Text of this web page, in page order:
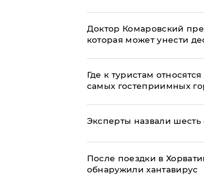
Доктор Комаровский
которая может унести
Где к туристам
самых гостеприимных
Эксперты назвали
После поездки в
обнаружили хантавирус